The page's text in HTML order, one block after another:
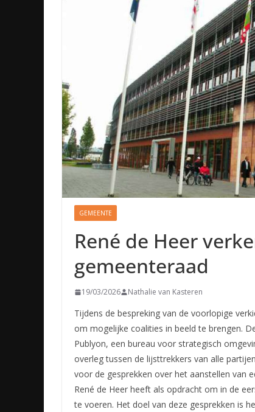
GEMEENTE
René de Heer
gemeenteraad
19/03/2026 Nathalie van Kasteren
Tijdens de bespreking van de voorlopige
om mogelijke coalities in beeld te brengen.
Publyon, een bureau voor strategisch
overleg tussen de lijsttrekkers van alle
voor de gesprekken over het aanstellen van
René de Heer heeft als opdracht om in de
te voeren. Het doel van deze gesprekken is